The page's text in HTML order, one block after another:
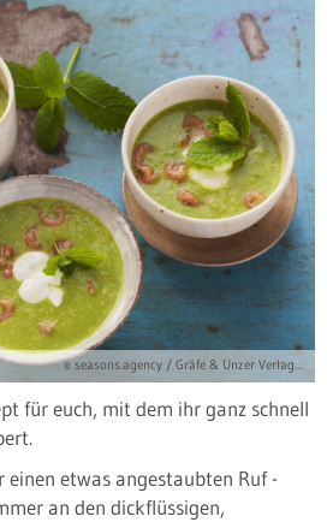
© seasons.agency / Gräfe & Unzer Verlag / Eising Studio - Food Photo & Video
für euch, mit dem ihr ganz schnell
einen etwas angestaubten Ruf -
an den dickflüssigen,